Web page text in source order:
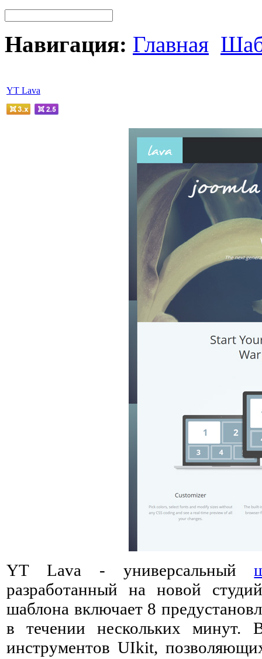
Навигация: Главная
YT Lava
YT Lava - универсальный
разработанный на новой
шаблона включает 8
в течении нескольких минут.
инструментов UIkit,